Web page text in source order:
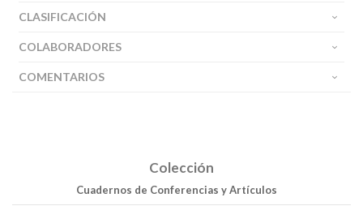
CLASIFICACIÓN
COLABORADORES
COMENTARIOS
Colección
Cuadernos de Conferencias y Artículos